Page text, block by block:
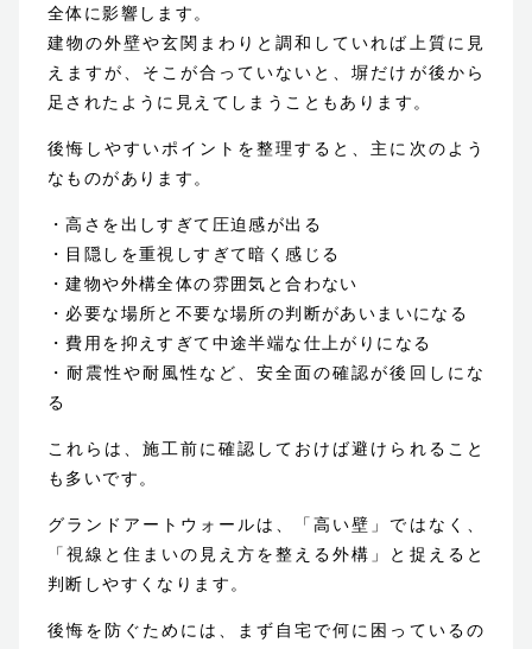
全体に影響します。
建物の外壁や玄関まわりと調和していれば上質に見
えますが、そこが合っていないと、塀だけが後から
足されたように見えてしまうこともあります。
後悔しやすいポイントを整理すると、主に次のよう
なものがあります。
・高さを出しすぎて圧迫感が出る
・目隠しを重視しすぎて暗く感じる
・建物や外構全体の雰囲気と合わない
・必要な場所と不要な場所の判断があいまいになる
・費用を抑えすぎて中途半端な仕上がりになる
・耐震性や耐風性など、安全面の確認が後回しにな
る
これらは、施工前に確認しておけば避けられること
も多いです。
グランドアートウォールは、「高い壁」ではなく、
「視線と住まいの見え方を整える外構」と捉えると
判断しやすくなります。
後悔を防ぐためには、まず自宅で何に困っているの